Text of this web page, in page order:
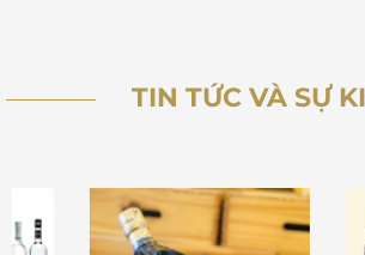
TIN TỨC VÀ SỰ